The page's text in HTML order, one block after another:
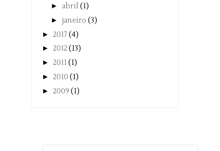
► abril (1)
► janeiro (3)
► 2017 (4)
► 2012(13)
► 2011(1)
► 2010 (1)
► 2009 (1)